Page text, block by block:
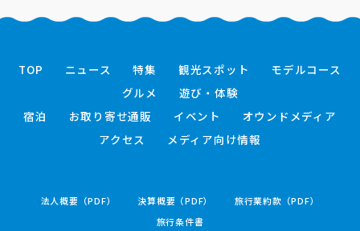
TOP ニュース 特集 観光スポット
モデルコース
グルメ
遊び・体験
宿泊
お取り寄せ通販 イベント
オウンドメディア
アクセス
メディア向け情報
法人概要（PDF） 決算概要（PDF）
旅行業約款（PDF）
旅行条件書